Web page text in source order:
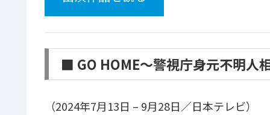
■ GO HOME〜警視庁身元不明人
（2024年7月13日 – 9月28日／日本テレビ）